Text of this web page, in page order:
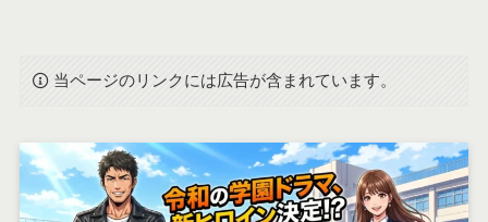
当ページのリンクには広告が含まれています。